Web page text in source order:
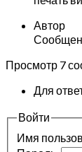
Автор
Просмотр 7
Для
Войти
Имя